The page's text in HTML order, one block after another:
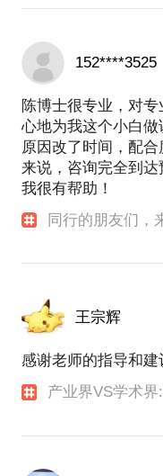
152****3525
陈博士很专业，对
心地为我这个小白
原因改了时间，配
来说，咨询完全到
我很有帮助！
同行的朋友们，
王宗辉
感谢老师的指导和建
产业界VS学术